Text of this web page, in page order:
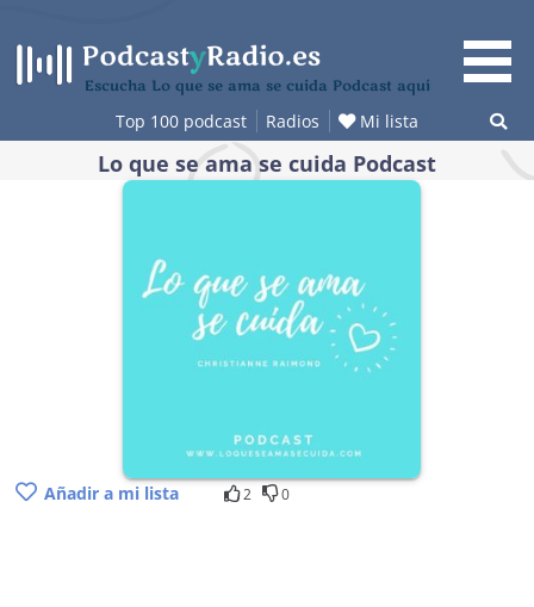
contenido
Escucha Lo que se ama se cuida Podcast aquí
Top 100 podcast Radios Mi lista
Lo que se ama se cuida Podcast
Añadir a mi lista 2 0